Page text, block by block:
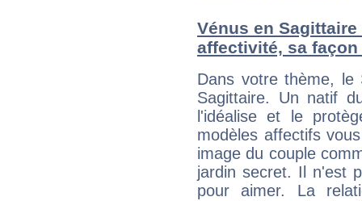
Vénus en
affectivité, sa
Dans votre thème, le
Sagittaire. Un natif
l'idéalise et le
modèles affectifs
image du couple
jardin secret. Il n'est
pour aimer. La